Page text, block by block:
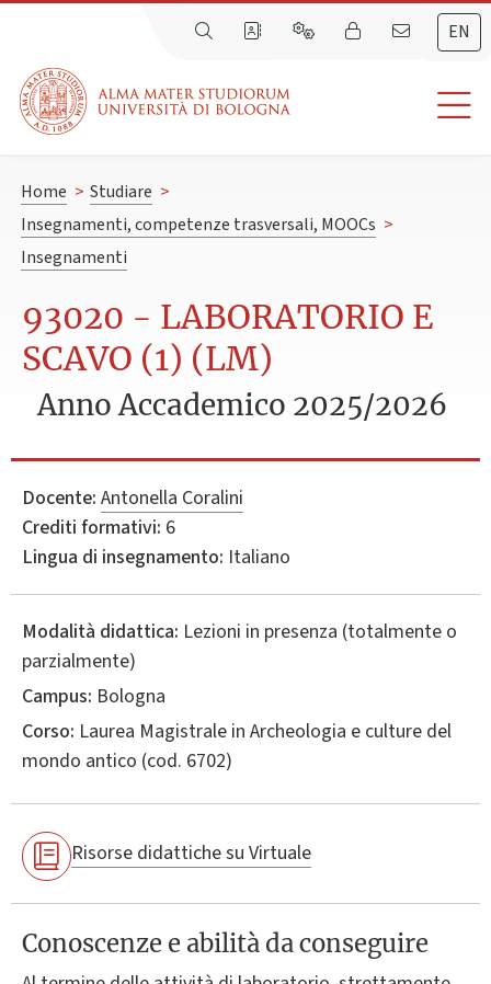
EN
Home > Studiare >
Insegnamenti, competenze trasversali, MOOCs >
Insegnamenti
93020 - LABORATORIO E
SCAVO (1) (LM)
Anno Accademico 2025/2026
Docente: Antonella Coralini
Crediti formativi: 6
Lingua di insegnamento: Italiano
Modalità didattica: Lezioni in presenza (totalmente o
parzialmente)
Campus: Bologna
Corso: Laurea Magistrale in Archeologia e culture del
mondo antico (cod. 6702)
Risorse didattiche su Virtuale
Conoscenze e abilità da conseguire